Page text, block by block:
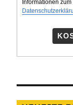
Informationen